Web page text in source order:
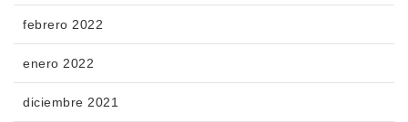
febrero 2022
enero 2022
diciembre 2021